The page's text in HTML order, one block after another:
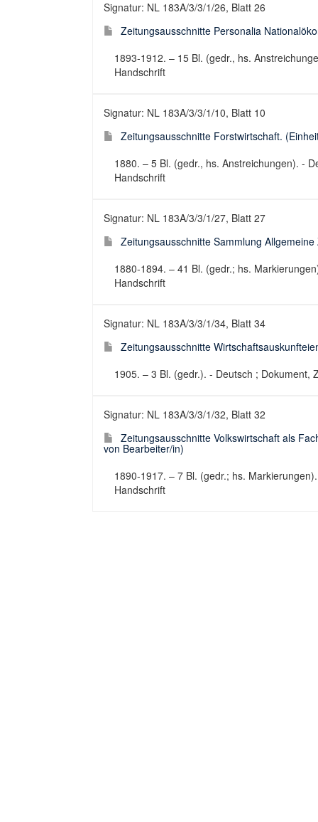
Signatur: NL 183A/3/3/1/26, Blatt 26
Zeitungsausschnitte Personalia
1893-1912. – 15 Bl. (gedr., hs.
Handschrift
Signatur: NL 183A/3/3/1/10, Blatt 10
Zeitungsausschnitte Forstwirtschaft.
1880. – 5 Bl. (gedr., hs. Anstreichungen). -
Handschrift
Signatur: NL 183A/3/3/1/27, Blatt 27
Zeitungsausschnitte Sammlung
1880-1894. – 41 Bl. (gedr.; hs.
Handschrift
Signatur: NL 183A/3/3/1/34, Blatt 34
Zeitungsausschnitte
1905. – 3 Bl. (gedr.). - Deutsch ; Dokument,
Signatur: NL 183A/3/3/1/32, Blatt 32
Zeitungsausschnitte Volkswirtschaft als
von Bearbeiter/in)
1890-1917. – 7 Bl. (gedr.; hs.
Handschrift